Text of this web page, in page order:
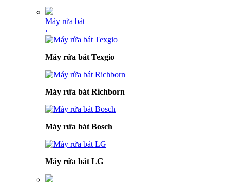
Máy rửa bát
›
Máy rửa bát Texgio
Máy rửa bát Richborn
Máy rửa bát Bosch
Máy rửa bát LG